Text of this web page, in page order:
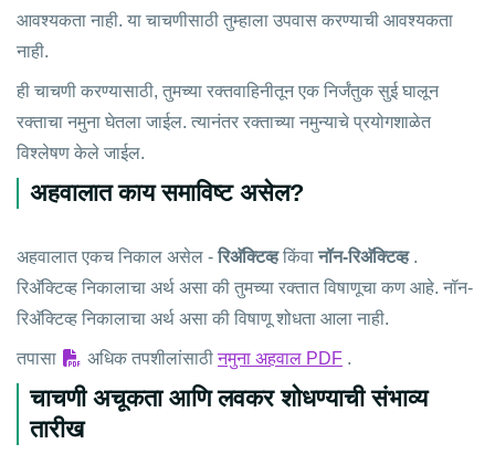
आवश्यकता नाही. या चाचणीसाठी तुम्हाला उपवास करण्याची आवश्यकता
नाही.
ही चाचणी करण्यासाठी, तुमच्या रक्तवाहिनीतून एक निर्जंतुक सुई घालून
रक्ताचा नमुना घेतला जाईल. त्यानंतर रक्ताच्या नमुन्याचे प्रयोगशाळेत
विश्लेषण केले जाईल.
अहवालात काय समाविष्ट असेल?
अहवालात एकच निकाल असेल -रिअ‍ॅक्टिव्हकिंवानॉन-रिअ‍ॅक्टिव्ह.
रिअ‍ॅक्टिव्ह निकालाचा अर्थ असा की तुमच्या रक्तात विषाणूचा कण आहे. नॉन-
रिअ‍ॅक्टिव्ह निकालाचा अर्थ असा की विषाणू शोधता आला नाही.
तपासा अधिक तपशीलांसाठीनमुना अहवाल PDF .
चाचणी अचूकता आणि लवकर शोधण्याची संभाव्य
तारीख